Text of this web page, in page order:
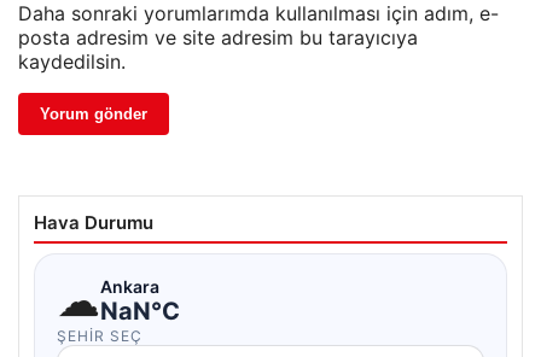
Daha sonraki yorumlarımda kullanılması için adım, e-
posta adresim ve site adresim bu tarayıcıya
kaydedilsin.
Hava Durumu
☁Ankara
NaN°C
ŞEHIR SEÇ